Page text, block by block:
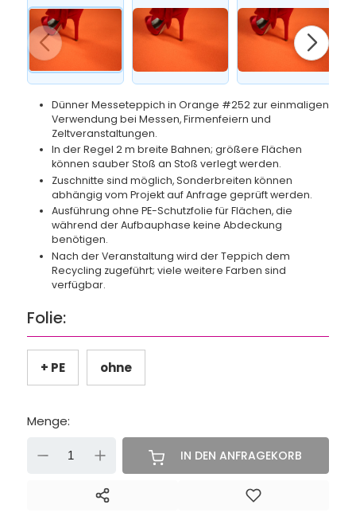
Dünner Messeteppich in Orange #252 zur einmaligen
Verwendung bei Messen, Firmenfeiern und
Zeltveranstaltungen.
In der Regel 2 m breite Bahnen; größere Flächen
können sauber Stoß an Stoß verlegt werden.
Zuschnitte sind möglich, Sonderbreiten können
abhängig vom Projekt auf Anfrage geprüft werden.
Ausführung ohne PE-Schutzfolie für Flächen, die
während der Aufbauphase keine Abdeckung
benötigen.
Nach der Veranstaltung wird der Teppich dem
Recycling zugeführt; viele weitere Farben sind
verfügbar.
Folie:
+ PE ohne
Menge:
IN DEN ANFRAGEKORB